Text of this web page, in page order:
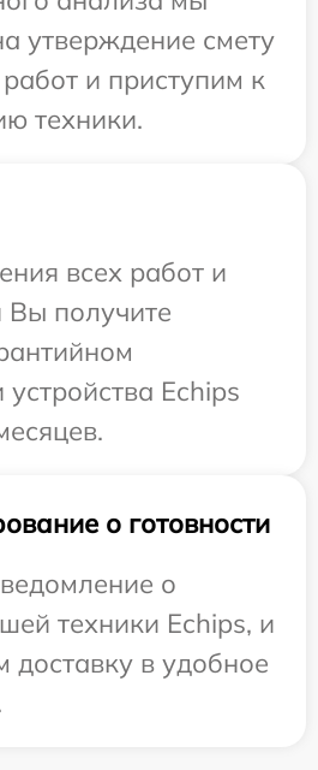
утверждение смету
и приступим к
техники.
всех работ и
Вы получите
Echips
о готовности
о
техники Echips, и
доставку в удобное